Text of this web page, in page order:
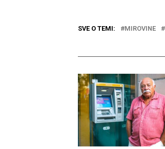
SVE O TEMI: MIROVINE